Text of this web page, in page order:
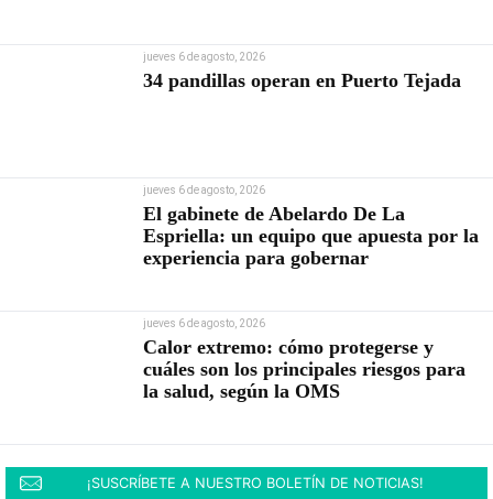
jueves 6 de agosto, 2026
34 pandillas operan en Puerto Tejada
jueves 6 de agosto, 2026
El gabinete de Abelardo De La
Espriella: un equipo que apuesta por la
experiencia para gobernar
jueves 6 de agosto, 2026
Calor extremo: cómo protegerse y
cuáles son los principales riesgos para
la salud, según la OMS
¡SUSCRÍBETE A NUESTRO BOLETÍN DE NOTICIAS!